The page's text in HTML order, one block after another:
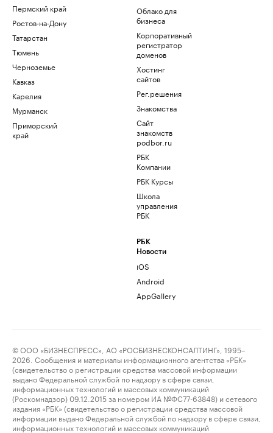
Пермский край
Ростов-на-Дону
Татарстан
Тюмень
Черноземье
Кавказ
Карелия
Мурманск
Приморский
край
Облако для
бизнеса
Корпоративный
регистратор
доменов
Хостинг
сайтов
Рег.решения
Знакомства
Сайт
знакомств
podbor.ru
РБК
Компании
РБК Курсы
Школа
управления
РБК
РБК
Новости
iOS
Android
AppGallery
© ООО «БИЗНЕСПРЕСС», АО «РОСБИЗНЕСКОНСАЛТИНГ», 1995–
2026. Сообщения и материалы информационного агентства «РБК»
(свидетельство о регистрации средства массовой информации
выдано Федеральной службой по надзору в сфере связи,
информационных технологий и массовых коммуникаций
(Роскомнадзор) 09.12.2015 за номером ИА №ФС77-63848) и сетевого
издания «РБК» (свидетельство о регистрации средства массовой
информации выдано Федеральной службой по надзору в сфере связи,
информационных технологий и массовых коммуникаций